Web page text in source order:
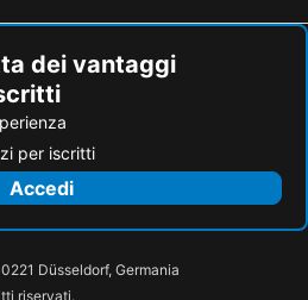
dei vantaggi
per iscritti
Accedi
Düsseldorf, Germania
riservati.